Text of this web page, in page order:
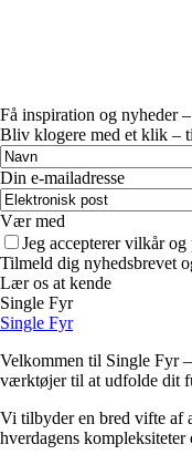
Få inspiration og nyheder
Bliv klogere med et klik –
Din e-mailadresse
Vær med
Jeg accepterer vilkår
Tilmeld dig nyhedsbrevet
Lær os at kende
Single Fyr
Single Fyr
Velkommen til Single Fyr
værktøjer til at udfolde dit
Vi tilbyder en bred vifte af
hverdagens